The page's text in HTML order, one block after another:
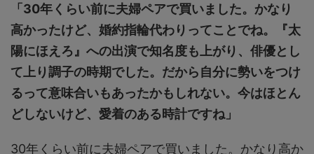
「30年くらい前に夫婦ペアで買いました。かなり
高かったけど、婚約指輪代わりってことでね。『太
陽にほえろ』への出演で知名度も上がり、俳優とし
て上り調子の時期でした。だから自分に勢いをつけ
るって意味合いもあったかもしれない。今はほとん
どしないけど、愛着のある時計ですね」
30年くらい前に夫婦ペアで買いました。かなり高か